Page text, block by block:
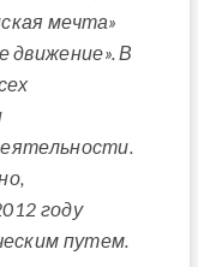
мечта»
движение». В
году
путем.